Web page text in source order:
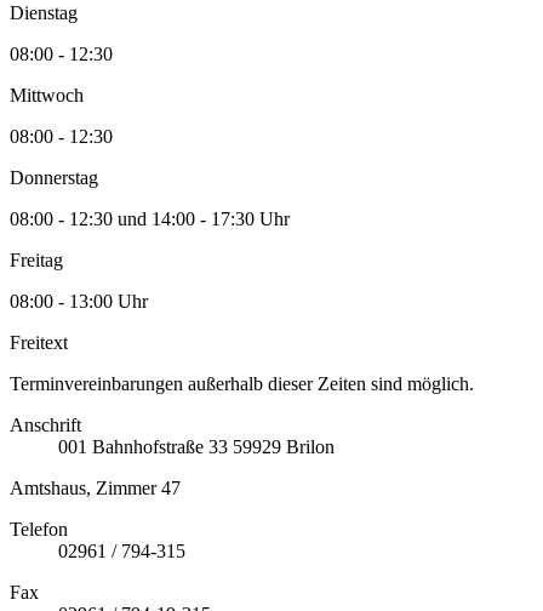
Dienstag
08:00 - 12:30
Mittwoch
08:00 - 12:30
Donnerstag
08:00 - 12:30 und 14:00 - 17:30 Uhr
Freitag
08:00 - 13:00 Uhr
Freitext
Terminvereinbarungen außerhalb dieser Zeiten sind möglich.
Anschrift
001 Bahnhofstraße 33 59929 Brilon
Amtshaus, Zimmer 47
Telefon
02961 / 794-315
Fax